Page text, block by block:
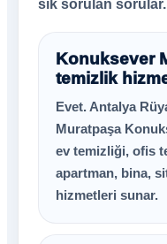
sık sorulan sorular.
Konuksever
temizlik
Evet. Antalya
Muratpaşa
ev temizliği, ofis
apartman, bina,
hizmetleri sunar.